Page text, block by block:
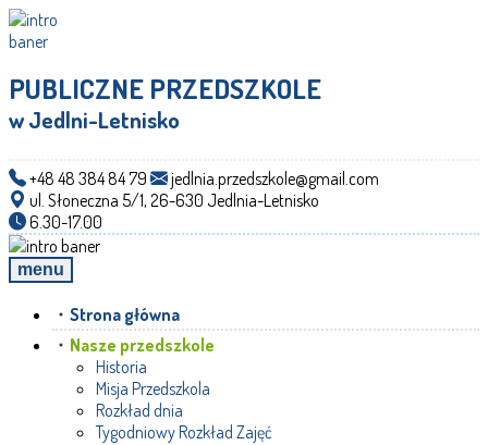
PUBLICZNE PRZEDSZKOLE
w Jedlni-Letnisko
+48 48 384 84 79
jedlnia.przedszkole@gmail.com
ul. Słoneczna 5/1, 26-630 Jedlnia-Letnisko
6.30-17.00
menu
Strona główna
Nasze przedszkole
Historia
Misja Przedszkola
Rozkład dnia
Tygodniowy Rozkład Zajęć